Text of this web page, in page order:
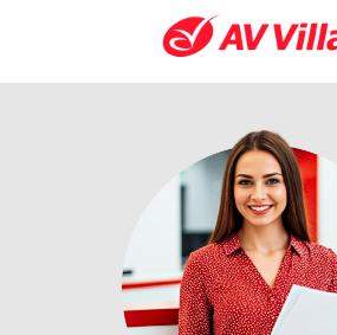
Saltar al contenido principal